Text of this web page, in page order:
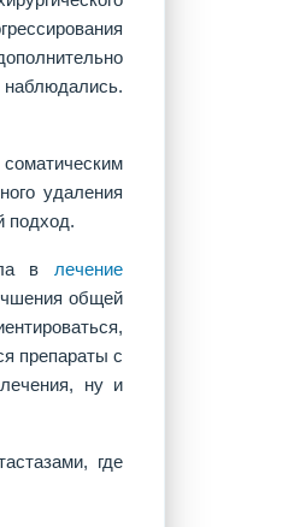
удаления
подход.
в лечение
общей
препараты с
ну и
где